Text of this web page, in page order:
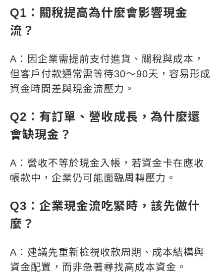
Q1：關稅提高為什麼會影響現金
流？
A：因企業需提前支付進貨、關稅與成本，
但客戶付款通常需等待30～90天，容易形成
資金時間差與現金流壓力。
Q2：有訂單、營收成長，為什麼還
會缺現金？
A：營收不等於現金入帳，若資金卡在應收
帳款中，企業仍可能面臨周轉壓力。
Q3：企業現金流吃緊時，該先做什
麼？
A：建議先重新檢視收款周期、成本結構與
資金配置，而非急著尋找高成本資金。